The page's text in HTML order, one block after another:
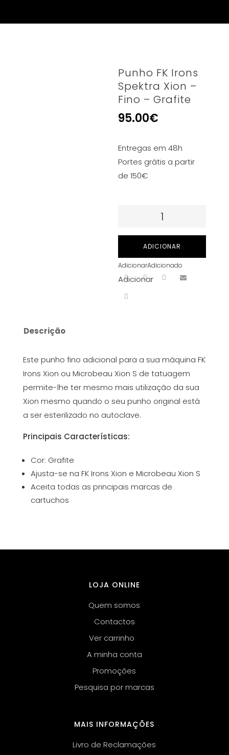
Punho FK Irons
Spektra Xion –
Fino – Grafite
95.00€
Entregas em 48h
Portes grátis a partir
de 150€
Quantidade
Irons
Spektra
Xion
ADICIONAR
AdicionarAdicionado
Adicionar
Descrição
Este punho fino adicional para a sua máquina FK
Irons Xion ou Microbeau Xion S de tatuagem
permite-lhe ter mesmo mais utilização da sua
Xion mesmo quando o seu punho original está
a ser esterilizado no autoclave.
Principais Características:
Cor: Grafite
Ajusta-se na FK Irons Xion e Microbeau Xion S
Aceita todas as principais marcas de
cartuchos
LOJA ONLINE
Quem somos
Contactos
Ver carrinho
A minha conta
Promoções
Pesquisa por marcas
MAIS INFORMAÇÕES
Livro de Reclamações